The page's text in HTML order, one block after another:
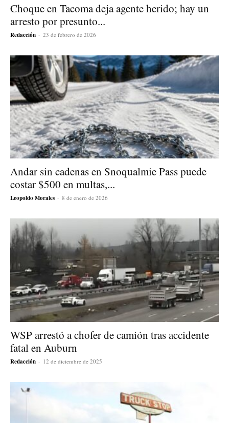
Choque en Tacoma deja agente herido; hay un
arresto por presunto...
Redacción - 23 de febrero de 2026
Andar sin cadenas en Snoqualmie Pass puede
costar $500 en multas,...
Leopoldo Morales - 8 de enero de 2026
WSP arrestó a chofer de camión tras accidente
fatal en Auburn
Redacción - 12 de diciembre de 2025